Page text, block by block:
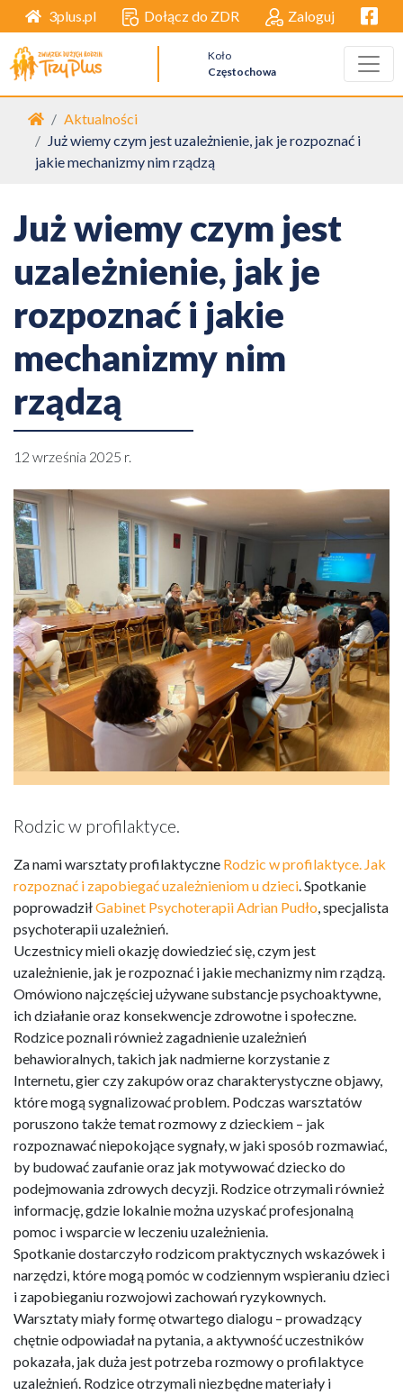
3plus.pl Dołącz do ZDR Zaloguj
Koło
Częstochowa
Strona główna
Aktualności
Już wiemy czym jest uzależnienie, jak je rozpoznać i
jakie mechanizmy nim rządzą
Już wiemy czym jest
uzależnienie, jak je
rozpoznać i jakie
mechanizmy nim
rządzą
12 września 2025 r.
Rodzic w profilaktyce.
Za nami warsztaty profilaktyczne Rodzic w profilaktyce. Jak
rozpoznać i zapobiegać uzależnieniom u dzieci. Spotkanie
poprowadziłGabinet Psychoterapii Adrian Pudło, specjalista
psychoterapii uzależnień.
Uczestnicy mieli okazję dowiedzieć się, czym jest
uzależnienie, jak je rozpoznać i jakie mechanizmy nim rządzą.
Omówiono najczęściej używane substancje psychoaktywne,
ich działanie oraz konsekwencje zdrowotne i społeczne.
Rodzice poznali również zagadnienie uzależnień
behawioralnych, takich jak nadmierne korzystanie z
Internetu, gier czy zakupów oraz charakterystyczne objawy,
które mogą sygnalizować problem. Podczas warsztatów
poruszono także temat rozmowy z dzieckiem – jak
rozpoznawać niepokojące sygnały, w jaki sposób rozmawiać,
by budować zaufanie oraz jak motywować dziecko do
podejmowania zdrowych decyzji. Rodzice otrzymali również
informację, gdzie lokalnie można uzyskać profesjonalną
pomoc i wsparcie w leczeniu uzależnienia.
Spotkanie dostarczyło rodzicom praktycznych wskazówek i
narzędzi, które mogą pomóc w codziennym wspieraniu dzieci
i zapobieganiu rozwojowi zachowań ryzykownych.
Warsztaty miały formę otwartego dialogu – prowadzący
chętnie odpowiadał na pytania, a aktywność uczestników
pokazała, jak duża jest potrzeba rozmowy o profilaktyce
uzależnień. Rodzice otrzymali niezbędne materiały i